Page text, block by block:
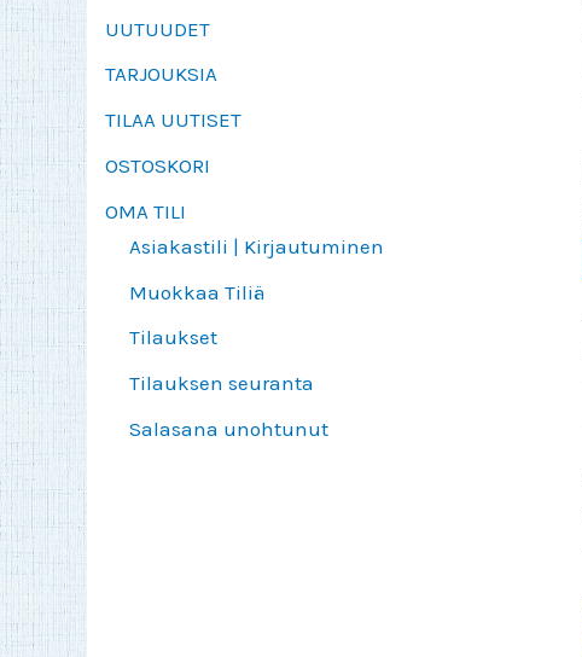
UUTUUDET
TARJOUKSIA
TILAA UUTISET
OSTOSKORI
OMA TILI
Asiakastili | Kirjautuminen
Muokkaa Tiliä
Tilaukset
Tilauksen seuranta
Salasana unohtunut